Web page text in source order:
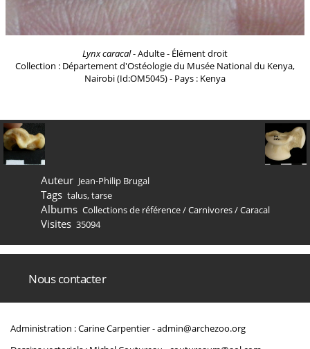
Lynx caracal- Adulte - Élément droit
Collection : Département d'Ostéologie du Musée National du Kenya,
Nairobi (Id:OM5045) - Pays : Kenya
Auteur Jean-Philip Brugal
Tags talus,tarse
Albums Collections de référence/Carnivores/Caracal
Visites 35094
Nous contacter
Administration : Carine Carpentier -admin@archezoo.org